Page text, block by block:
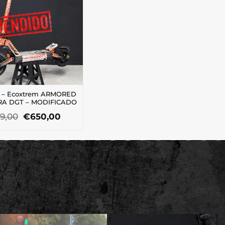
Ecoxtrem ARMORED
DGT – MODIFICADO
El
era:
€899,00.
€650,00El
es:
€650,00.